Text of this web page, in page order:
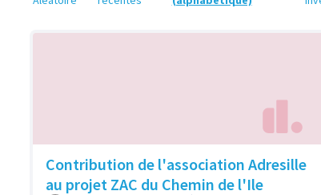
Contribution de l'association Adresille
au projet ZAC du Chemin de l'Ile